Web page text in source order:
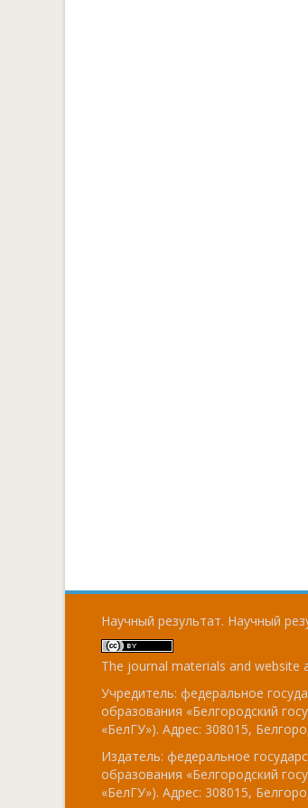
Научный результат. Научный
The journal materials and website
Учредитель: федеральное
образования «Белгородский
«БелГУ»). Адрес: 308015,
Издатель: федеральное
образования «Белгородский
«БелГУ»). Адрес: 308015,